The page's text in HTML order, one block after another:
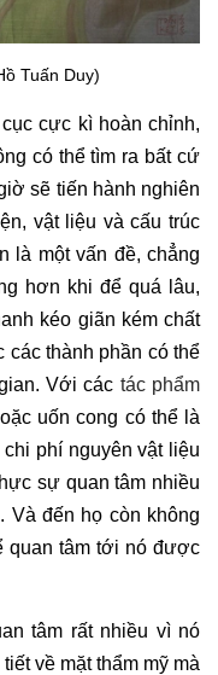
Tuấn Duy)
cực kì hoàn chỉnh,
có thể tìm ra bất cứ
sẽ tiến hành nghiên
vật liệu và cấu trúc
là một vấn đề, chẳng
hơn khi để quá lâu,
kéo giãn kém chất
các thành phần có thể
Với các tác phẩm
uốn cong có thể là
phí nguyên vật liệu
sự quan tâm nhiều
Và đến họ còn không
quan tâm tới nó được
tâm rất nhiều vì nó
về mặt thẩm mỹ mà